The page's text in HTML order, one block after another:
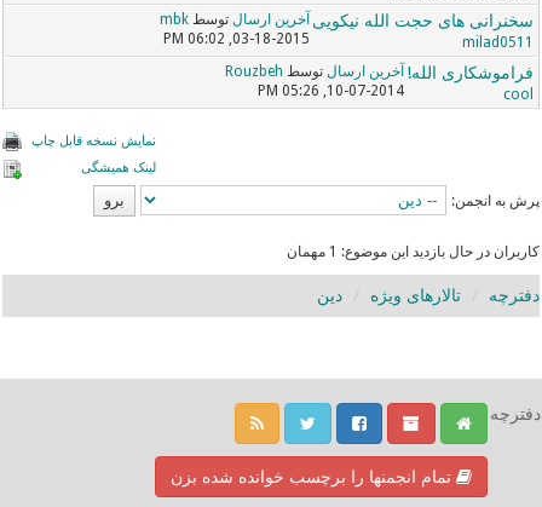
سخنرانی های حجت الله نیکویی
milad0511
آخرین ارسال توسطmbk
03-18-2015, 06:02 PM
فراموشکاری الله!
cool
آخرین ارسال توسط Rouzbeh
10-07-2014, 05:26 PM
نمایش نسخه قابل چاپ
لینک همیشگی
پرش به انجمن:
کاربران در حال بازدید این موضوع: 1 مهمان
دفترچه تالارهای ویژه دین
دفترچه
تمام انجمنها را برچسب خوانده شده بزن